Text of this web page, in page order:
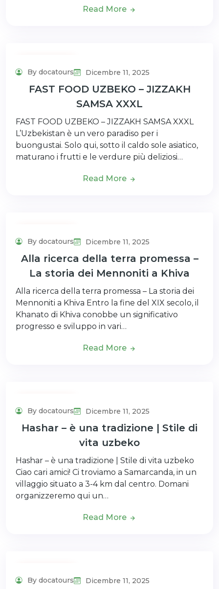
Read More
By docatours Dicembre 11, 2025
FAST FOOD UZBEKO – JIZZAKH
SAMSA XXXL
FAST FOOD UZBEKO – JIZZAKH SAMSA XXXL
L’Uzbekistan è un vero paradiso per i
buongustai. Solo qui, sotto il caldo sole asiatico,
maturano i frutti e le verdure più deliziosi…
Read More
By docatours Dicembre 11, 2025
Alla ricerca della terra promessa –
La storia dei Mennoniti a Khiva
Alla ricerca della terra promessa – La storia dei
Mennoniti a Khiva Entro la fine del XIX secolo, il
Khanato di Khiva conobbe un significativo
progresso e sviluppo in vari…
Read More
By docatours Dicembre 11, 2025
Hashar – è una tradizione | Stile di
vita uzbeko
Hashar – è una tradizione | Stile di vita uzbeko
Ciao cari amici! Ci troviamo a Samarcanda, in un
villaggio situato a 3-4 km dal centro. Domani
organizzeremo qui un…
Read More
By docatours Dicembre 11, 2025